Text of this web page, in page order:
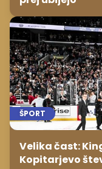
ŠPORT
Velika čast:
Kopitarjevo